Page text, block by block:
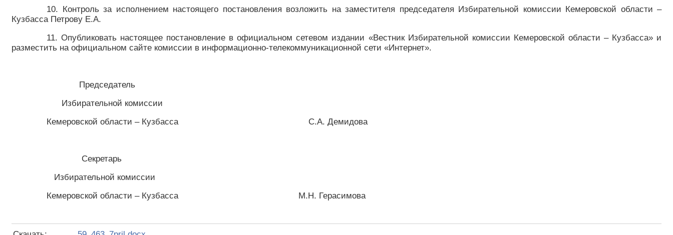
10. Контроль за исполнением настоящего постановления возложить на заместителя председателя Избирательной комиссии Кемеровской области –
Кузбасса Петрову Е.А.
11. Опубликовать настоящее постановление в официальном сетевом издании «Вестник Избирательной комиссии Кемеровской области – Кузбасса» и
разместить на официальном сайте комиссии в информационно-телекоммуникационной сети «Интернет».
Председатель
Избирательной комиссии
Кемеровской области – Кузбасса С.А. Демидова
Секретарь
Избирательной комиссии
Кемеровской области – Кузбасса М.Н. Герасимова